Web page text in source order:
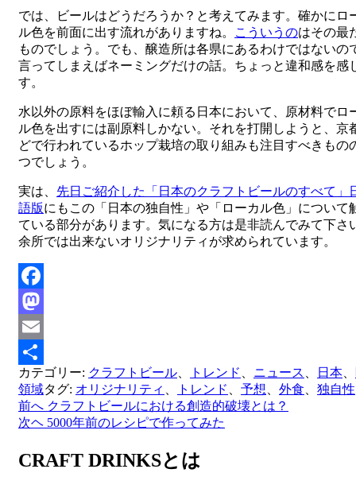
では、ビールはどうだろうか？と考えてみます。確かにロ
ル色を前面に出す流れがありますね。
こういうのはその最
ものでしょう。でも、醸造所は各県にあるわけではないの
言ってしまえばネーミングだけの話。ちょっと違和感を感
す。
水以外の原料をほぼ輸入に頼る日本において、原材料でロ
ル色を出すには副原料しかない。それを打開しようと、京
どで行われているホップ栽培の取り組みも注目すべきもの
つでしょう。
実は、 先日ご紹介した「日本のクラフトビールのすべて」
語版にもこの「日本の独自性」や「ローカル色」について
ている部分があります。気になる方は是非読んでみて下さ
余所では出来ないオリジナリティが求められています。
Facebook
Mastodon
Email
共
有
カテゴリー: クラフトビール トレンド ニュース 日本
領域タグ: オリジナリティ トレンド 予想 外食 独自性
投
稿
ナ
前へ クラフトビールにおける創造的破壊とは？
次ヘ 5000年前のレシピで作ってみた
CRAFT DRINKSとは